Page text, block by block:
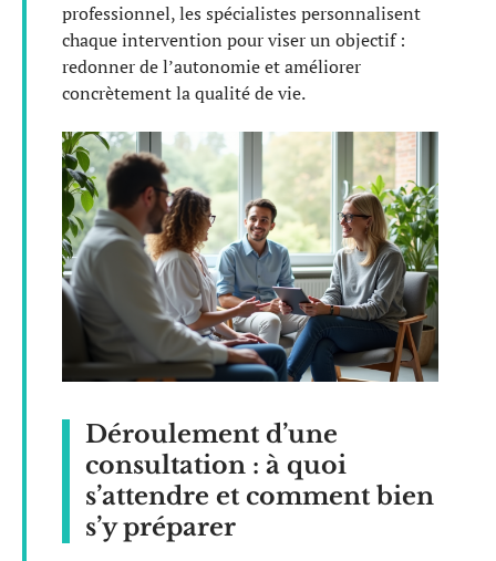
professionnel, les spécialistes personnalisent
chaque intervention pour viser un objectif :
redonner de l’autonomie et améliorer
concrètement la qualité de vie.
Déroulement d’une
consultation : à quoi
s’attendre et comment bien
s’y préparer